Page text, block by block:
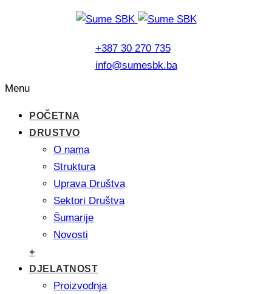
+387 30 270 735
info@sumesbk.ba
Menu
POČETNA
DRUSTVO
O nama
Struktura
Uprava Društva
Sektori Društva
Šumarije
Novosti
+
DJELATNOST
Proizvodnja